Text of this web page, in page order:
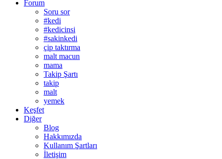
Forum
Soru sor
#kedi
#kedicinsi
#sakinkedi
çip taktırma
malt macun
mama
Takip Şartı
takip
malt
yemek
Keşfet
Diğer
Blog
Hakkımızda
Kullanım Şartları
İletişim